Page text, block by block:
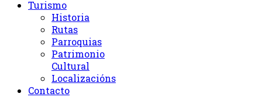
Turismo
Historia
Rutas
Parroquias
Patrimonio
Cultural
Localizacións
Contacto